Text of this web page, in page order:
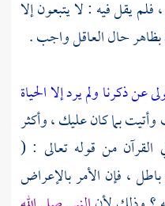
يقل فيه : لا يتبعون إلا
بظاهر حال العاقل واجب .
ذكرنا ولم يرد إلا الحياة
بما كان عليك ، وأكثر
القرآن من قوله تعالى : (
، فإن الأمر بالإعراض